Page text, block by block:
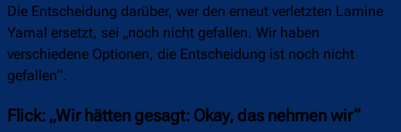
Die Entscheidung darüber, wer den erneut verletzten Lamine
Yamal ersetzt, sei „noch nicht gefallen. Wir haben
verschiedene Optionen, die Entscheidung ist noch nicht
gefallen“.
Flick: „Wir hätten gesagt: Okay, das nehmen wir“